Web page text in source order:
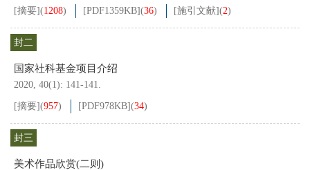
[摘要](1208) [PDF1359KB](36) [施引文献](2)
封二
国家社科基金项目介绍
2020, 40(1): 141-141.
[摘要](957) [PDF978KB](34)
封三
美术作品欣赏(二则)